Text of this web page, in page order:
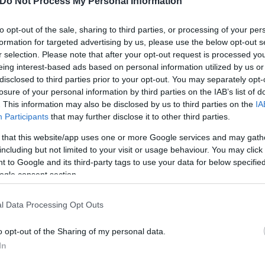
opt-out of the sale, sharing to third parties, or processing of your
for targeted advertising by us, please use the below opt-out
selection. Please note that after your opt-out request is processed
interest-based ads based on personal information utilized by us
to third parties prior to your opt-out. You may separately
of your personal information by third parties on the IAB’s list of
This information may also be disclosed by us to third parties on the
Participants that may further disclose it to other third parties.
that this website/app uses one or more Google services and may
but not limited to your visit or usage behaviour. You may
to Google and its third-party tags to use your data for below
consent section.
Data Processing Opt Outs
opt-out of the Sharing of my personal data.
το υπουργείο Εσωτερικών. Είχε
βίζα με την οποία μπήκε στη χώρα, το
έναν κρατούμενο, τον Ουίλιαμ Σμιθ, ο
Δευτέρα. Ο Σμιθ είχε καταδικαστεί σε φυλάκιση